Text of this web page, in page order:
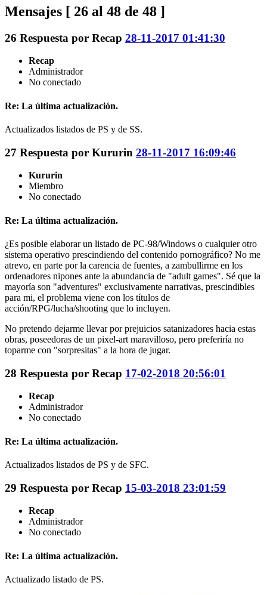
Mensajes [ 26 al 48 de 48 ]
26 Respuesta por Recap 28-11-2017 01:41:30
Recap
Administrador
No conectado
Re: La última actualización.
Actualizados listados de PS y de SS.
27 Respuesta por Kururin 28-11-2017 16:09:46
Kururin
Miembro
No conectado
Re: La última actualización.
¿Es posible elaborar un listado de PC-98/Windows o cualquier otro
sistema operativo prescindiendo del contenido pornográfico? No me
atrevo, en parte por la carencia de fuentes, a zambullirme en los
ordenadores nipones ante la abundancia de "adult games". Sé que la
mayoría son "adventures" exclusivamente narrativas, prescindibles
para mi, el problema viene con los títulos de
acción/RPG/lucha/shooting que lo incluyen.
No pretendo dejarme llevar por prejuicios satanizadores hacia estas
obras, poseedoras de un pixel-art maravilloso, pero preferiría no
toparme con "sorpresitas" a la hora de jugar.
28 Respuesta por Recap 17-02-2018 20:56:01
Recap
Administrador
No conectado
Re: La última actualización.
Actualizados listados de PS y de SFC.
29 Respuesta por Recap 15-03-2018 23:01:59
Recap
Administrador
No conectado
Re: La última actualización.
Actualizado listado de PS.